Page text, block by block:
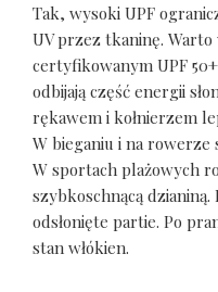
Tak, wysoki UPF
UV przez tkaninę.
certyfikowanym UPF
odbijają część energii
rękawem i kołnierzem
W bieganiu i na
W sportach plażowych
szybkoschnącą
odsłonięte partie. Po
stan włókien.